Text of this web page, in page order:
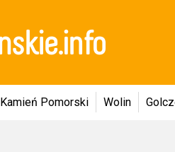
Kamień Pomorski Wolin